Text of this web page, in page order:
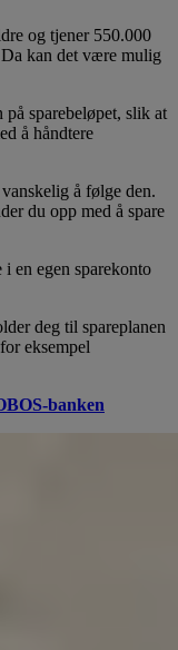
og tjener 550.000
kan det være mulig
sparebeløpet, slik at
å håndtere
å følge den.
du opp med å spare
en egen sparekonto
deg til spareplanen
eksempel
banken